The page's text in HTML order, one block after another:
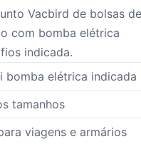
Vacbird de bolsas de
com bomba elétrica
indicada.
bomba elétrica indicada
tamanhos
viagens e armários